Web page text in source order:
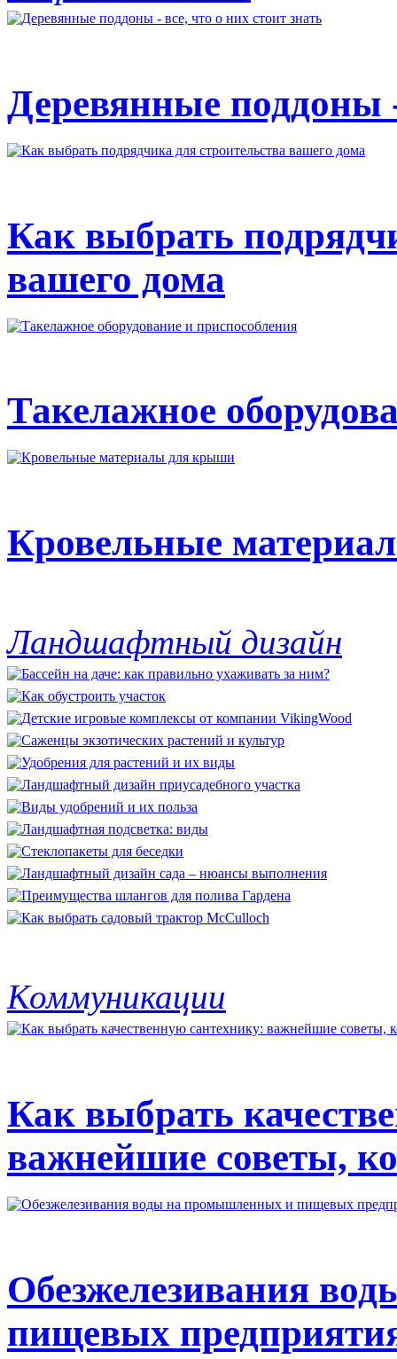
Деревянные поддоны
Как выбрать
вашего дома
Такелажное
Кровельные
Ландшафтный дизайн
Коммуникации
Как выбрать
важнейшие советы,
Обезжелезивания
пищевых